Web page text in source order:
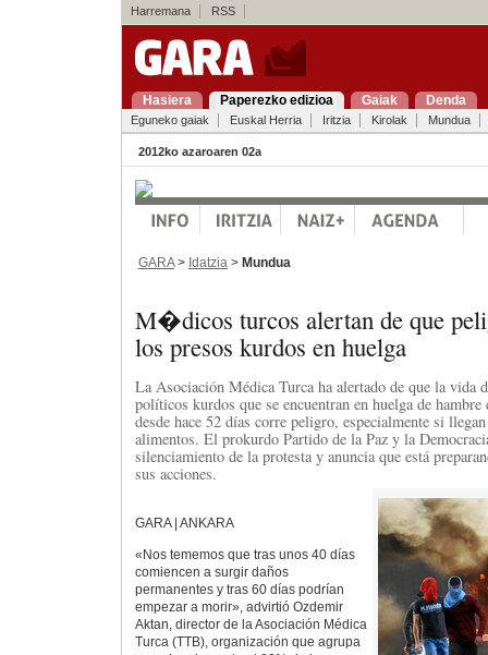
Harremana RSS
Hasiera Paperezko edizioa Gaiak Denda
Eguneko gaiak Euskal Herria Iritzia Kirolak Mundua
2012ko azaroaren 02a
GARA> Idatzia > Mundua
M�dicos turcos alertan de que
los presos kurdos en huelga
La Asociación Médica Turca ha alertado de que la vida
políticos kurdos que se encuentran en huelga de hambre
desde hace 52 días corre peligro, especialmente si
alimentos. El prokurdo Partido de la Paz y la
silenciamiento de la protesta y anuncia que está
sus acciones.
GARA | ANKARA
«Nos tememos que tras unos 40 días
comiencen a surgir daños
permanentes y tras 60 días podrían
empezar a morir», advirtió Ozdemir
Aktan, director de la Asociación Médica
Turca (TTB), organización que agrupa